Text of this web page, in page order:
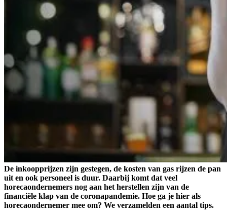
De inkoopprijzen zijn gestegen, de kosten van gas rijzen de pan
uit en ook personeel is duur. Daarbij komt dat veel
horecaondernemers nog aan het herstellen zijn van de
financiële klap van de coronapandemie. Hoe ga je hier als
horecaondernemer mee om? We verzamelden een aantal tips.